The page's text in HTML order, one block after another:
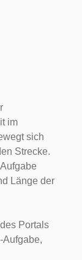
im
sich
Strecke.
Länge der
Portals
Aufgabe,